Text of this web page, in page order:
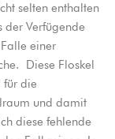
selten enthalten
der Verfügende
einer
Diese Floskel
für die
und damit
diese fehlende